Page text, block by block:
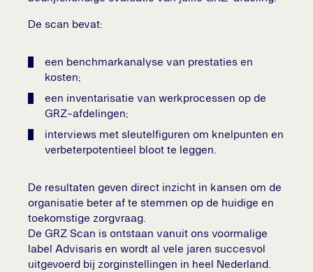
De scan bevat:
een benchmarkanalyse van prestaties en
kosten;
een inventarisatie van werkprocessen op de
GRZ-afdelingen;
interviews met sleutelfiguren om knelpunten en
verbeterpotentieel bloot te leggen.
De resultaten geven direct inzicht in kansen om de
organisatie beter af te stemmen op de huidige en
toekomstige zorgvraag.
De GRZ Scan is ontstaan vanuit ons voormalige
label Advisaris en wordt al vele jaren succesvol
uitgevoerd bij zorginstellingen in heel Nederland.